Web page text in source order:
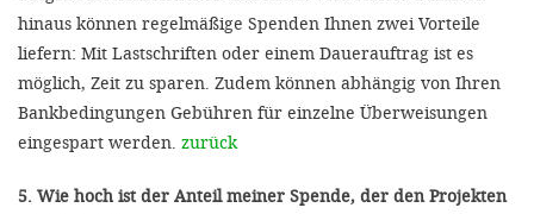
hinaus können regelmäßige Spenden Ihnen zwei Vorteile
liefern: Mit Lastschriften oder einem Dauerauftrag ist es
möglich, Zeit zu sparen. Zudem können abhängig von Ihren
Bankbedingungen Gebühren für einzelne Überweisungen
eingespart werden. zurück
5. Wie hoch ist der Anteil meiner Spende, der den Projekten